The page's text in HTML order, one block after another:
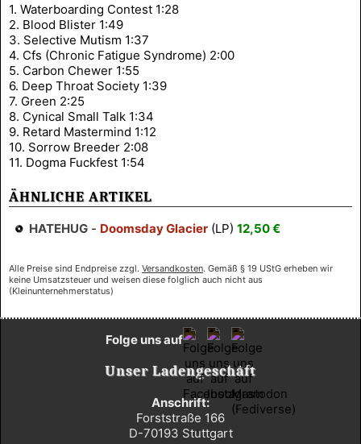
1. Waterboarding Contest 1:28
2. Blood Blister 1:49
3. Selective Mutism 1:37
4. Cfs (Chronic Fatigue Syndrome) 2:00
5. Carbon Chewer 1:55
6. Deep Throat Society 1:39
7. Green 2:25
8. Cynical Small Talk 1:34
9. Retard Mastermind 1:12
10. Sorrow Breeder 2:08
11. Dogma Fuckfest 1:54
ÄHNLICHE ARTIKEL
HATEHUG - Doomsday Glacier (LP) 12,50 €
Alle Preise sind Endpreise zzgl. Versandkosten. Gemäß § 19 UStG erheben wir
keine Umsatzsteuer und weisen diese folglich auch nicht aus
(Kleinunternehmerstatus)
Unser Ladengeschäft
Anschrift:
Forststraße 166
D-70193 Stuttgart
Folge uns auf